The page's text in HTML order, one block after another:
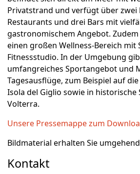
Privatstrand und verfügt über zwei
Restaurants und drei Bars mit
gastronomischem Angebot.
einen großen Wellness-Bereich mit
Fitnessstudio. In der Umgebung
umfangreiches Sportangebot und
Tagesausflüge, zum Beispiel auf
Isola del Giglio sowie in historische
Volterra.
Unsere Pressemappe zum
Bildmaterial erhalten Sie
Kontakt